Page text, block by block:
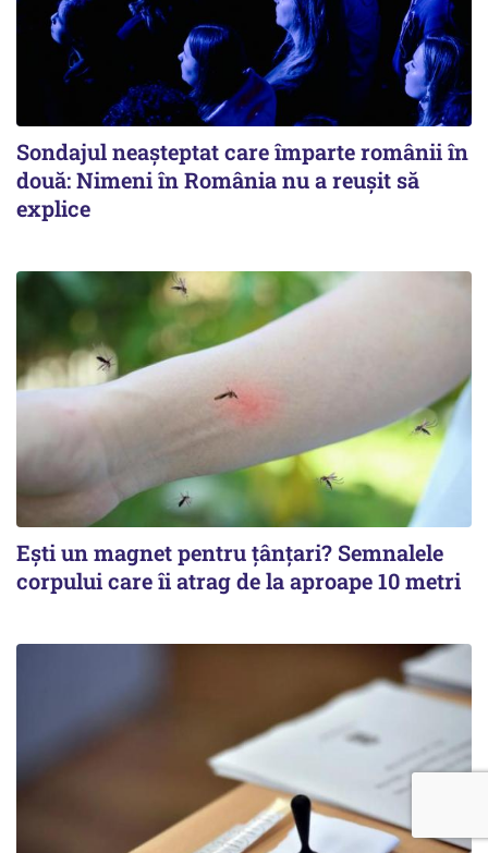
Sondajul neașteptat care împarte românii în
două: Nimeni în România nu a reușit să
explice
Ești un magnet pentru țânțari? Semnalele
corpului care îi atrag de la aproape 10 metri